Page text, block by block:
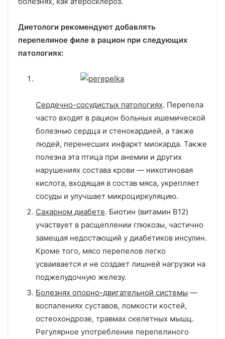
Диетологи рекомендуют добавлять
перепелиное филе в рацион при следующих
патологиях:
Сердечно-сосудистых патологиях. Перепела
часто входят в рацион больных ишемической
болезнью сердца и стенокардией, а также
людей, перенесших инфаркт миокарда. Также
полезна эта птица при анемии и других
нарушениях состава крови — никотиновая
кислота, входящая в состав мяса, укрепляет
сосуды и улучшает микроциркуляцию.
Сахарном диабете. Биотин (витамин B12)
участвует в расщеплении глюкозы, частично
замещая недостающий у диабетиков инсулин.
Кроме того, мясо перепелов легко
усваивается и не создает лишней нагрузки на
поджелудочную железу.
Болезнях опорно-двигательной системы —
воспалениях суставов, ломкости костей,
остеохондрозе, травмах скелетных мышц.
Регулярное употребление перепелиного